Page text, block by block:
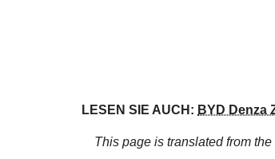
LESEN SIE AUCH: BYD Denza
This page is translated from